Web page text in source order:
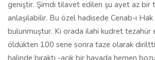
geniştir. Şimdi tilavet edilen şu ayet az bir
anlaşılabilir. Bu özel hadisede Cenab-ı
bulunmuştur. Ki orada ilahi kudret tezahür
öldükten 100 sene sonra taze olarak
halinde bıraktı -açık bir havada hemen